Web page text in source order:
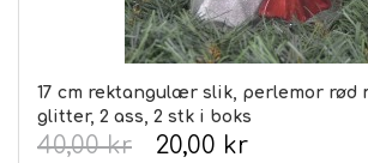
17 cm rektangulær slik, perlemor rød
glitter, 2 ass, 2 stk i boks
20,00 kr
40,00 kr